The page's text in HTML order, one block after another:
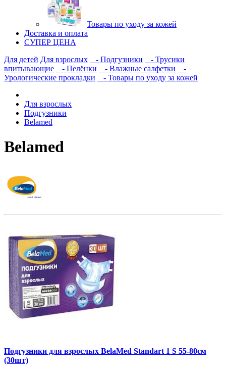
Товары по уходу за кожей
Доставка и оплата
СУПЕР ЦЕНА
Для детей Для взрослых - Подгузники
- Трусики
впитывающие
- Пелёнки - Влажные салфетки
-
Урологические прокладки
- Товары по уходу за кожей
Для взрослых
Подгузники
Belamed
Belamed
Подгузники для взрослых BelaMed Standart 1 S 55-80см
(30шт)